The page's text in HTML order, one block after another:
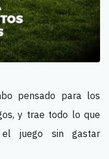
pensado para los
y trae todo lo que
juego sin gastar